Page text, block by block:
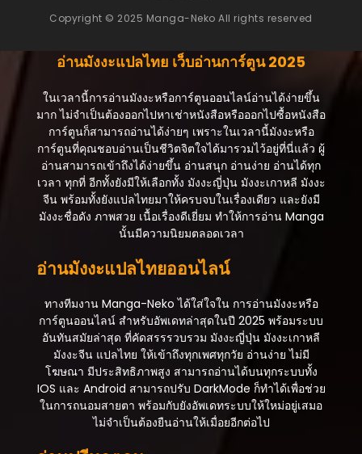
ตอนที่ 8
ตอนที่ 7
ตอนที่ 6
สิงหาคม 25, 2025
ตอนที่ 5
สิงหาคม 25, 2025
ตอนที่ 4
ตอนที่ 3
ตอนที่ 2
สิงหาคม 25, 2025
ตอนที่ 1
สิงหาคม 25, 2025
Copyright © 2025 Manga-Neko All rights reserved
อ่านมังงะแปลไทย เว็บอ่านการ์ตูน 2025
ในเวลานี้การอ่านมังงะหรือการ์ตูนออนไลน์อ่านได้ง่ายขึ้น
มาก ไม่จำเป็นต้องออกไปหาเช่าหนังสือหรือออกไปซื้อหนังสือ
การ์ตูนก็สามารถอ่านได้ง่ายๆ เพราะในเวลานี้มังงะหรือ
การ์ตูนที่คุณชอบอ่านเป็นชีวิตจิตใจได้มารวมไว้อยู่ที่นี่แล้ว ผู้
อ่านสามารถเข้าถึงได้ง่ายขึ้น อ่านสนุก อ่านง่าย อ่านได้ทุก
เวลา ทุกที่ อีกทั้งยังมีให้เลือกทั้ง มังงะญี่ปุ่น มังงะเกาหลี มังงะ
จีน พร้อมทั้งยังแปลไทยมาให้ครบจบในเรื่องเดียว และยังมี
มังงะชื่อดัง ภาพสวย เนื้อเรื่องดีเยี่ยม ทำให้การอ่าน Manga
นั้นมีความนิยมตลอดเวลา
อ่านมังงะแปลไทยออนไลน์
ทางทีมงาน Manga-Neko ได้ใส่ใจใน การอ่านมังงะหรือ
การ์ตูนออนไลน์ สำหรับอัพเดทล่าสุดในปี 2025 พร้อมระบบ
อันทันสมัยล่าสุด ที่คัดสรรรวบรวม มังงะญี่ปุ่น มังงะเกาหลี
มังงะจีน แปลไทย ให้เข้าถึงทุกเพศทุกวัย อ่านง่าย ไม่มี
โฆษณา มีประสิทธิภาพสูง สามารถอ่านได้บนทุกระบบทั้ง
IOS และ Android สามารถปรับ DarkMode ก็ทำได้เพื่อช่วย
ในการถนอมสายตา พร้อมกับยังอัพเดทระบบให้ใหม่อยู่เสมอ
ไม่จำเป็นต้องยืนอ่านให้เมื่อยอีกต่อไป